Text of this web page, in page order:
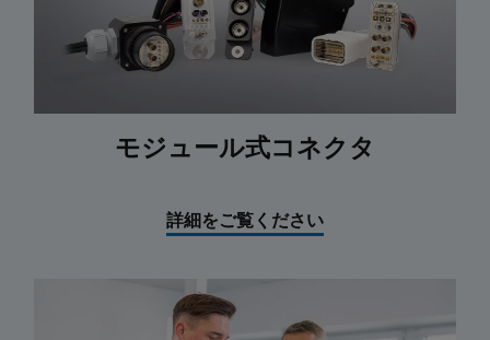
モジュール式コネクタ
詳細をご覧ください